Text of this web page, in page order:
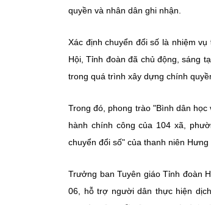
quyền và nhân dân ghi nhận.
Xác định chuyển đổi số là nhiệm
Hội, Tỉnh đoàn đã chủ động, sáng
trong quá trình xây dựng chính
Trong đó, phong trào "Bình dân
hành chính công của 104 xã,
chuyển đổi số" của thanh niên
Trưởng ban Tuyên giáo Tỉnh đoàn
06, hỗ trợ người dân thực hiện